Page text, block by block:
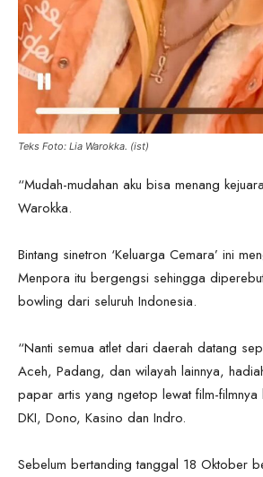
Teks Foto: Lia Warokka. (ist)
“Mudah-mudahan aku bisa menang
Warokka.
Bintang sinetron ‘Keluarga Cemara’ ini
Menpora itu bergengsi sehingga
bowling dari seluruh Indonesia.
“Nanti semua atlet dari daerah datang
Aceh, Padang, dan wilayah lainnya,
papar artis yang ngetop lewat film-
DKI, Dono, Kasino dan Indro.
Sebelum bertanding tanggal 18 Oktober